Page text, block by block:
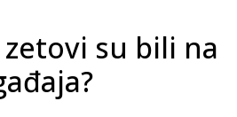
su bili na